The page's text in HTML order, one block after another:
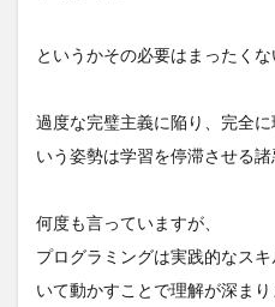
というかその必要はまったくな
過度な完璧主義に陥り、完全
いう姿勢は学習を停滞させる諸
何度も言っていますが、
プログラミングは実践的なス
いて動かすことで理解が深まり